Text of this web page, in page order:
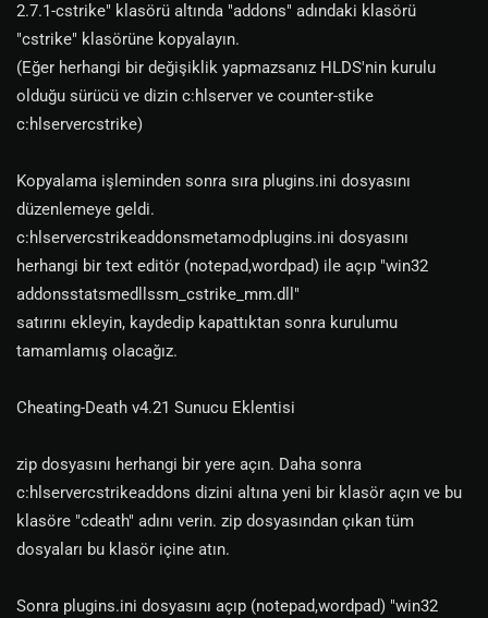
2.7.1-cstrike" klasörü altında "addons" adındaki klasörü
"cstrike" klasörüne kopyalayın.
(Eğer herhangi bir değişiklik yapmazsanız HLDS'nin kurulu
olduğu sürücü ve dizin c:hlserver ve counter-stike
c:hlservercstrike)
Kopyalama işleminden sonra sıra plugins.ini dosyasını
düzenlemeye geldi.
c:hlservercstrikeaddonsmetamodplugins.ini dosyasını
herhangi bir text editör (notepad,wordpad) ile açıp "win32
addonsstatsmedllssm_cstrike_mm.dll"
satırını ekleyin, kaydedip kapattıktan sonra kurulumu
tamamlamış olacağız.
Cheating-Death v4.21 Sunucu Eklentisi
zip dosyasını herhangi bir yere açın. Daha sonra
c:hlservercstrikeaddons dizini altına yeni bir klasör açın ve bu
klasöre "cdeath" adını verin. zip dosyasından çıkan tüm
dosyaları bu klasör içine atın.
Sonra plugins.ini dosyasını açıp (notepad,wordpad) "win32